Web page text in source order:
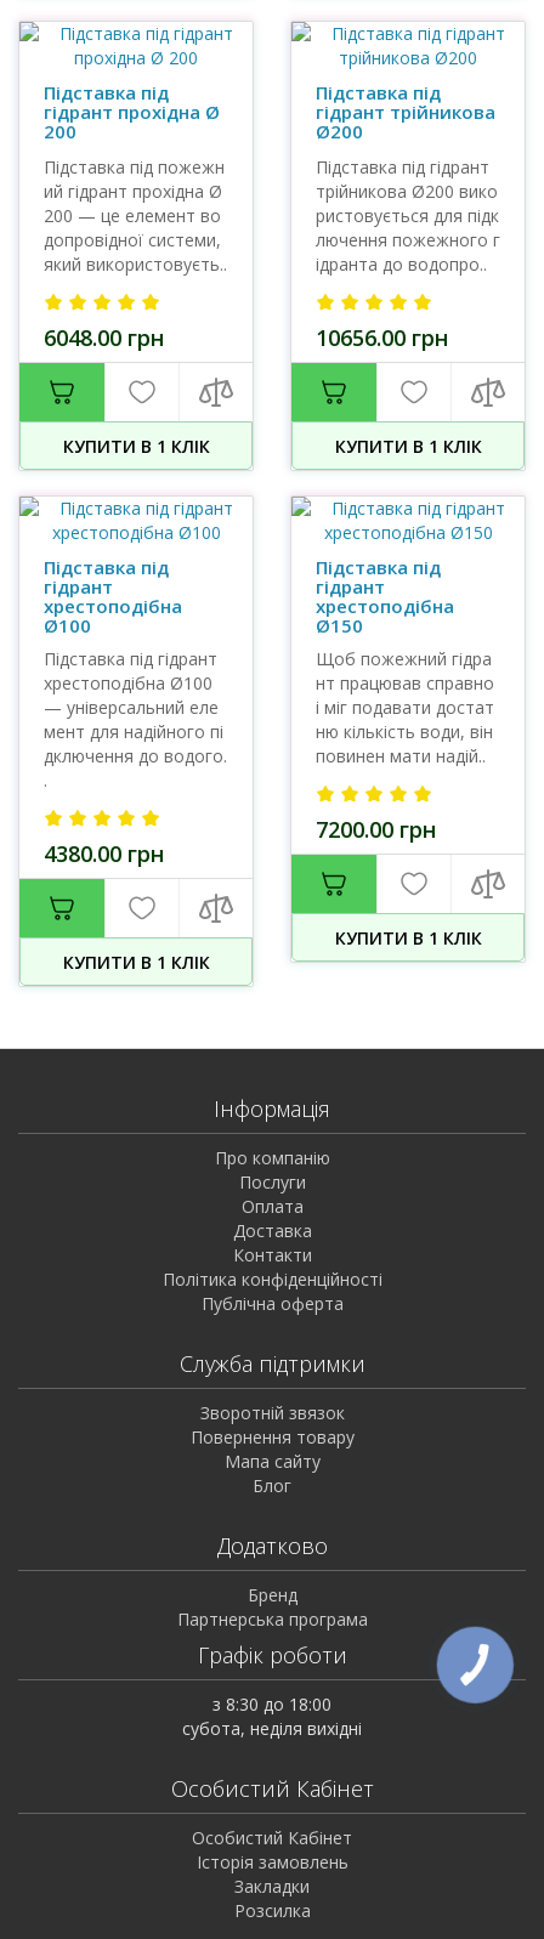
Підставка під
гідрант прохідна Ø
200
Підставка під пожежн
ий гідрант прохідна Ø
200 — це елемент во
допровідної системи,
який використовуєть..
6048.00 грн
КУПИТИ В 1 КЛIК
Підставка під
гідрант трійникова
Ø200
Підставка під гідрант
трійникова Ø200 вико
ристовується для підк
лючення пожежного г
ідранта до водопро..
10656.00 грн
КУПИТИ В 1 КЛIК
Підставка під
гідрант
хрестоподібна
Ø100
Підставка під гідрант
хрестоподібна Ø100
— універсальний еле
мент для надійного пі
дключення до водого.
.
4380.00 грн
КУПИТИ В 1 КЛIК
Підставка під
гідрант
хрестоподібна
Ø150
Щоб пожежний гідра
нт працював справно
і міг подавати достат
ню кількість води, він
повинен мати надій..
7200.00 грн
КУПИТИ В 1 КЛIК
Інформація
Про компанію
Послуги
Оплата
Доставка
Контакти
Політика конфіденційності
Публічна оферта
Служба підтримки
Зворотній звязок
Повернення товару
Мапа сайту
Блог
Додатково
Бренд
Партнерська програма
Графік роботи
з 8:30 до 18:00
субота, неділя вихідні
Особистий Кабінет
Особистий Кабінет
Історія замовлень
Закладки
Розсилка